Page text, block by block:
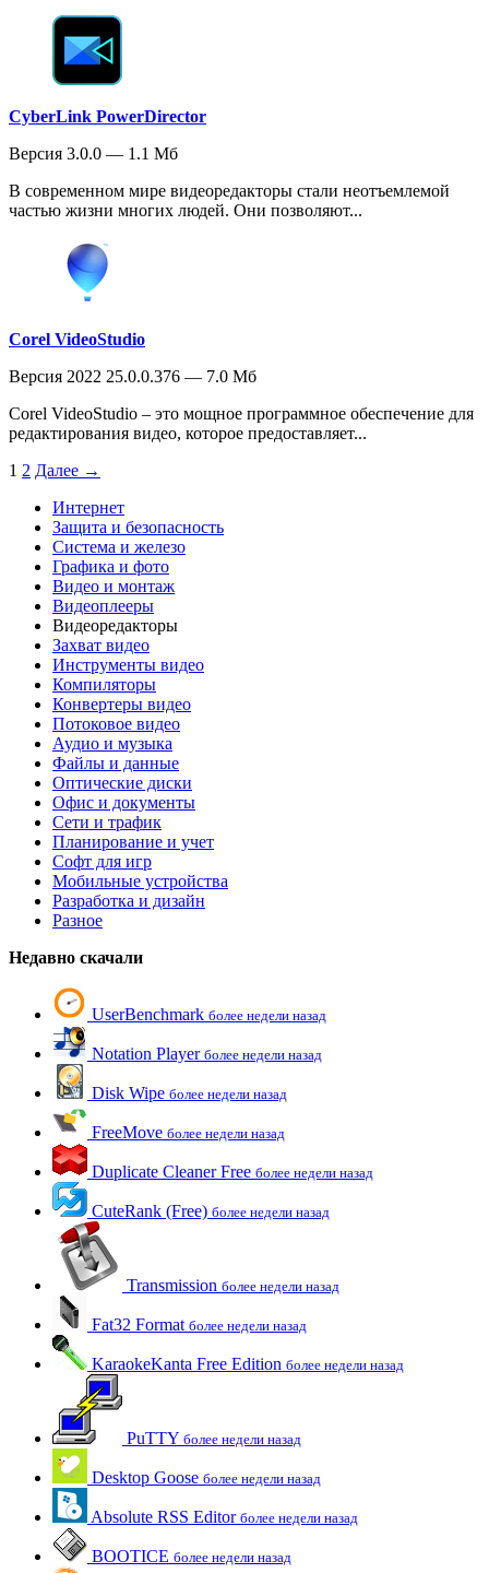
CyberLink PowerDirector
Версия 3.0.0 — 1.1 Мб
В современном мире видеоредакторы стали неотъемлемой
частью жизни многих людей. Они позволяют...
Corel VideoStudio
Версия 2022 25.0.0.376 — 7.0 Мб
Corel VideoStudio – это мощное программное обеспечение для
редактирования видео, которое предоставляет...
1 2 Далее →
Интернет
Защита и безопасность
Система и железо
Графика и фото
Видео и монтаж
Видеоплееры
Видеоредакторы
Захват видео
Инструменты видео
Компиляторы
Конвертеры видео
Потоковое видео
Аудио и музыка
Файлы и данные
Оптические диски
Офис и документы
Сети и трафик
Планирование и учет
Софт для игр
Мобильные устройства
Разработка и дизайн
Разное
Недавно скачали
UserBenchmark более недели назад
Notation Player более недели назад
Disk Wipe более недели назад
FreeMove более недели назад
Duplicate Cleaner Free более недели назад
CuteRank (Free) более недели назад
Transmission более недели назад
Fat32 Format более недели назад
KaraokeKanta Free Edition более недели назад
PuTTY более недели назад
Desktop Goose более недели назад
Absolute RSS Editor более недели назад
BOOTICE более недели назад